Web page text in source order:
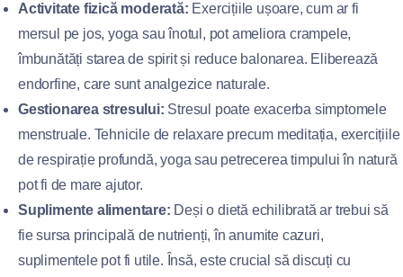
Activitate fizică moderată: Exercițiile ușoare, cum ar fi
mersul pe jos, yoga sau înotul, pot ameliora crampele,
îmbunătăți starea de spirit și reduce balonarea. Eliberează
endorfine, care sunt analgezice naturale.
Gestionarea stresului: Stresul poate exacerba simptomele
menstruale. Tehnicile de relaxare precum meditația, exercițiile
de respirație profundă, yoga sau petrecerea timpului în natură
pot fi de mare ajutor.
Suplimente alimentare: Deși o dietă echilibrată ar trebui să
fie sursa principală de nutrienți, în anumite cazuri,
suplimentele pot fi utile. Însă, este crucial să discuți cu